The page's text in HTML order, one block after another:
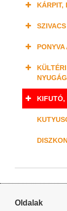
KÁRPIT,
PONYVA
KIFUTÓ,
Oldalak